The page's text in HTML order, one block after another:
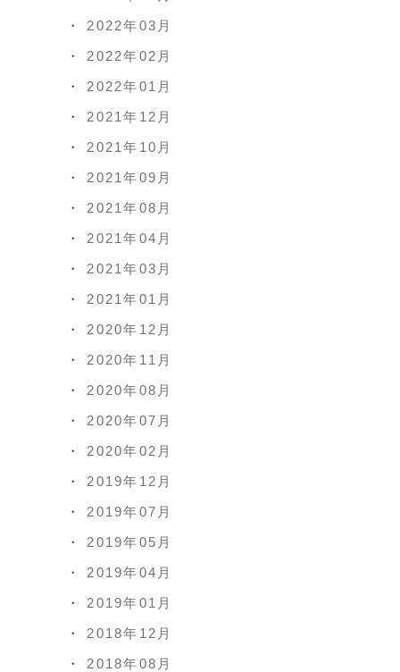
2022年03月
2022年02月
2022年01月
2021年12月
2021年10月
2021年09月
2021年08月
2021年04月
2021年03月
2021年01月
2020年12月
2020年11月
2020年08月
2020年07月
2020年02月
2019年12月
2019年07月
2019年05月
2019年04月
2019年01月
2018年12月
2018年08月